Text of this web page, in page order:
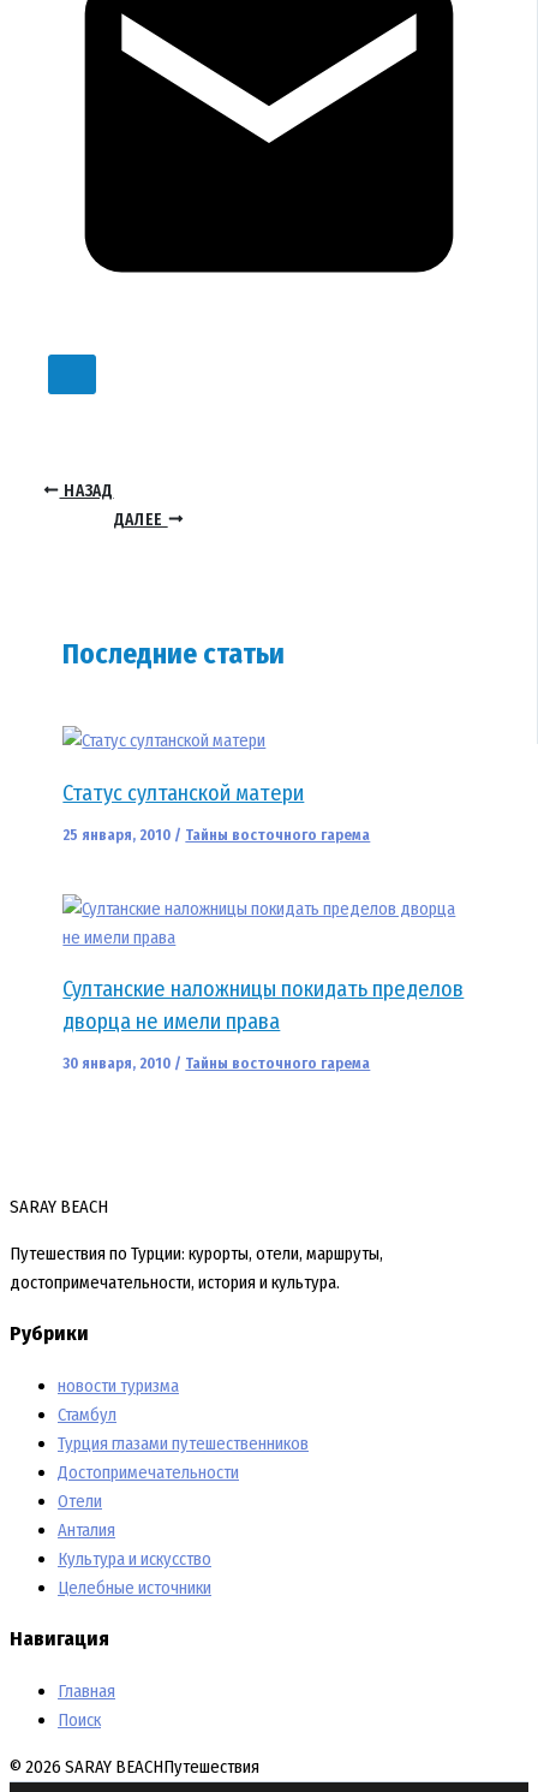
НАЗАД
ДАЛЕЕ
Последние статьи
Статус султанской матери
25 января, 2010 / Тайны восточного гарема
Султанские наложницы покидать пределов
дворца не имели права
30 января, 2010 / Тайны восточного гарема
SARAY BEACH
Путешествия по Турции: курорты, отели, маршруты,
достопримечательности, история и культура.
Рубрики
новости туризма
Стамбул
Турция глазами путешественников
Достопримечательности
Отели
Анталия
Культура и искусство
Целебные источники
Навигация
Главная
Поиск
© 2026 SARAY BEACHПутешествия